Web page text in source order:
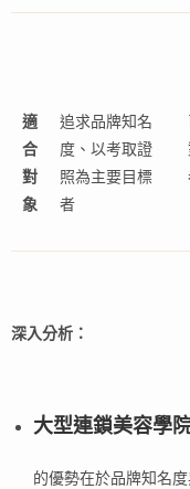
適
合
對
象
追求品牌知名
度、以考取證
照為主要目標
者
深入分析：
大型連鎖美容學
的優勢在於品牌知名